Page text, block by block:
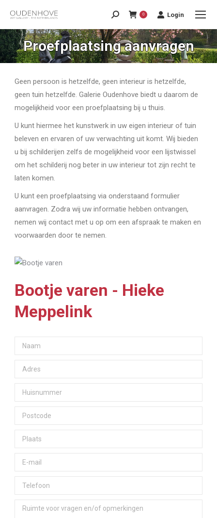
0 Login
Proefplaatsing aanvragen
Geen persoon is hetzelfde, geen interieur is hetzelfde,
geen tuin hetzelfde. Galerie Oudenhove biedt u daarom de
mogelijkheid voor een proefplaatsing bij u thuis.
U kunt hiermee het kunstwerk in uw eigen interieur of tuin
beleven en ervaren of uw verwachting uit komt. Wij bieden
u bij schilderijen zelfs de mogelijkheid voor een lijstwissel
om het schilderij nog beter in uw interieur tot zijn recht te
laten komen.
U kunt een proefplaatsing via onderstaand formulier
aanvragen. Zodra wij uw informatie hebben ontvangen,
nemen wij contact met u op om een afspraak te maken en
voorwaarden door te nemen.
Bootje varen - Hieke
Meppelink